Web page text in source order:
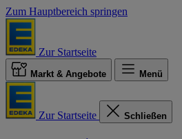
Zum Hauptbereich springen
Zur Startseite
Markt & Angebote Menü
Zur Startseite Schließen